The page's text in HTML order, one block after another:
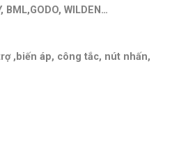
BML,GODO, WILDEN…
,biến áp, công tắc, nút nhấn,